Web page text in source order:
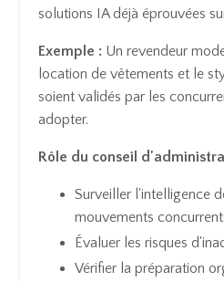
solutions IA déjà éprouvées
Exemple : Un revendeur
location de vêtements et le
soient validés par les
adopter.
Rôle du conseil
Surveiller l'intelligence
mouvements
Évaluer les risques
Vérifier la préparation